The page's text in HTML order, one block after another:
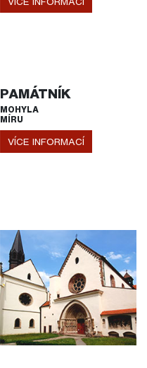
PAMÁTNÍK
MOHYLA
MÍRU
VÍCE INFORMACÍ